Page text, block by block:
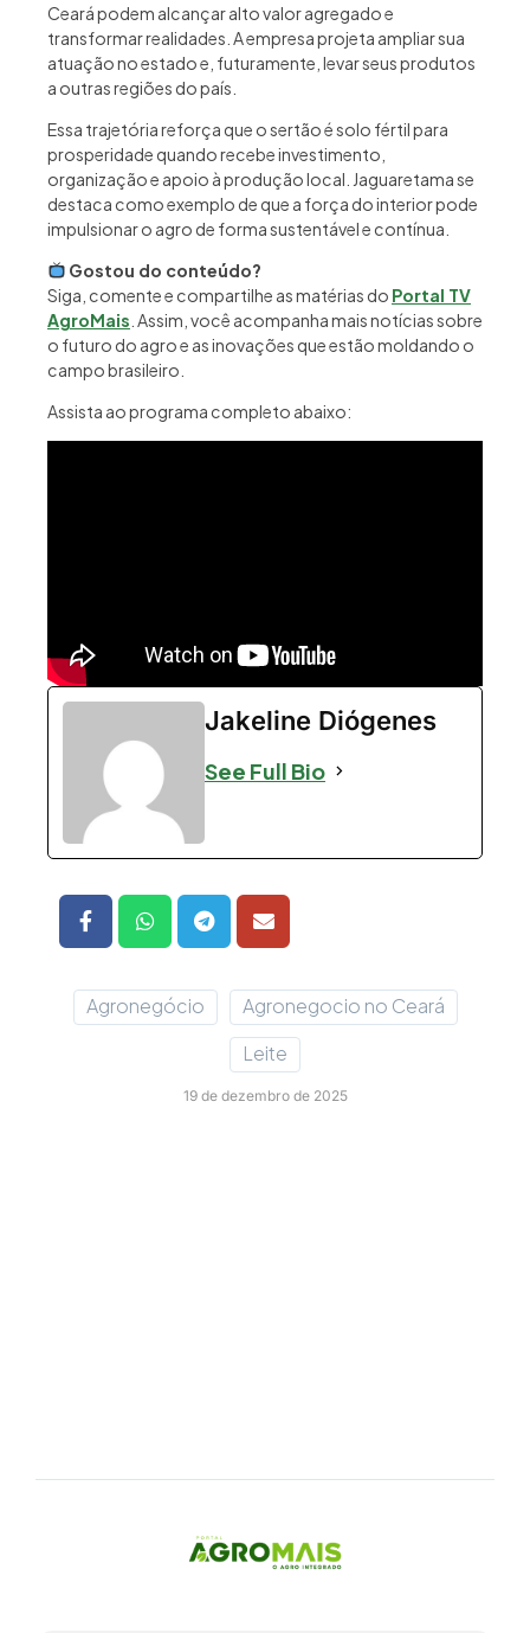
Ceará podem alcançar alto valor agregado e
transformar realidades. A empresa projeta ampliar sua
atuação no estado e, futuramente, levar seus produtos
a outras regiões do país.
Essa trajetória reforça que o sertão é solo fértil para
prosperidade quando recebe investimento,
organização e apoio à produção local. Jaguaretama se
destaca como exemplo de que a força do interior pode
impulsionar o agro de forma sustentável e contínua.
Gostou do conteúdo?
Siga, comente e compartilhe as matérias do Portal TV
AgroMais . Assim, você acompanha mais notícias sobre
o futuro do agro e as inovações que estão moldando o
campo brasileiro.
Assista ao programa completo abaixo:
Jakeline Diógenes
See Full Bio
Agronegócio
Agronegocio no Ceará
Leite
19 de dezembro de 2025